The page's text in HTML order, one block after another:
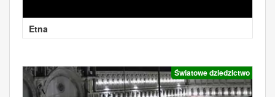
Etna
Światowe dziedzictwo